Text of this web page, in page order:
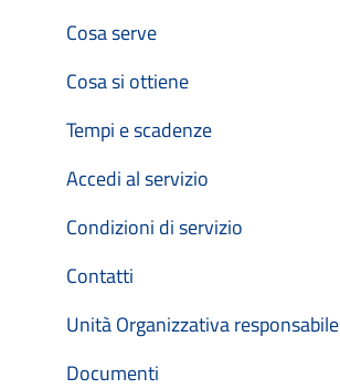
Cosa serve
Cosa si ottiene
Tempi e scadenze
Accedi al servizio
Condizioni di servizio
Contatti
Unità Organizzativa responsabile
Documenti